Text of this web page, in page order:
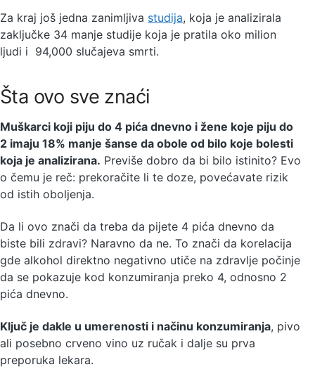
Za kraj još jedna zanimljiva studija, koja je analizirala
zaključke 34 manje studije koja je pratila oko milion
ljudi i 94,000 slučajeva smrti.
Šta ovo sve znaći
Muškarci koji piju do 4 pića dnevno i žene koje piju do
2 imaju 18% manje šanse da obole od bilo koje bolesti
koja je analizirana. Previše dobro da bi bilo istinito? Evo
o čemu je reč: prekoračite li te doze, povećavate rizik
od istih oboljenja.
Da li ovo znači da treba da pijete 4 pića dnevno da
biste bili zdravi? Naravno da ne. To znači da korelacija
gde alkohol direktno negativno utiče na zdravlje počinje
da se pokazuje kod konzumiranja preko 4, odnosno 2
pića dnevno.
Ključ je dakle u umerenosti i načinu konzumiranja, pivo
ali posebno crveno vino uz ručak i dalje su prva
preporuka lekara.